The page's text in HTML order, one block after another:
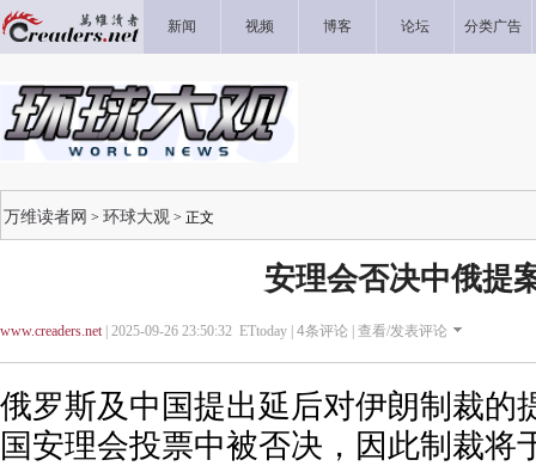
新闻 视频 博客 论坛 分类广告
万维读者网 > 环球大观 > 正文
安理会否决中俄提
www.creaders.net| 2025-09-26 23:50:32 ETtoday | 4条评论 | 查看/发表评论
俄罗斯及中国提出延后对伊朗制裁的
国安理会投票中被否决，因此制裁将